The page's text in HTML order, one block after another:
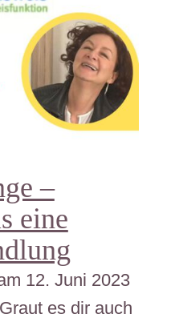
–
eine
12. Juni 2023
es dir auch